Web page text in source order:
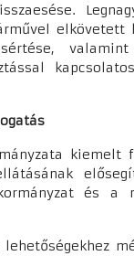
elkövetett
kiemelt
és a
lehetőségekhez